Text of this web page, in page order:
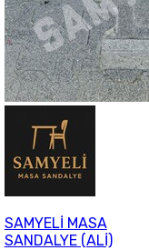
SAMYELİ MASA
SANDALYE (ALİ)